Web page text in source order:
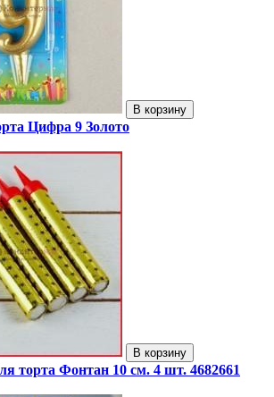
В корзину
Цифра 9 Золото
В корзину
торта Фонтан 10 см. 4 шт. 4682661